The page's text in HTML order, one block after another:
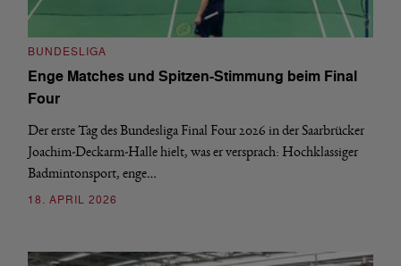
BUNDESLIGA
Enge Matches und Spitzen-Stimmung beim Final
Four
Der erste Tag des Bundesliga Final Four 2026 in der Saarbrücker
Joachim-Deckarm-Halle hielt, was er versprach: Hochklassiger
Badmintonsport, enge…
18. APRIL 2026